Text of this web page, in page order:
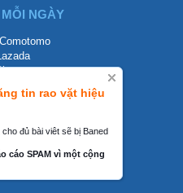
tin rao vặt hiệu
đủ bài viêt sẽ bị Baned
cáo SPAM vì một cộng
NGÀY
HỆ